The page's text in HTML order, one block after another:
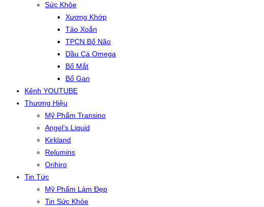
Sức Khỏe
Xương Khớp
Tảo Xoắn
TPCN Bổ Não
Dầu Cá Omega
Bổ Mắt
Bổ Gan
Kênh YOUTUBE
Thương Hiệu
Mỹ Phẩm Transino
Angel’s Liquid
Kirkland
Relumins
Orihiro
Tin Tức
Mỹ Phẩm Làm Đẹp
Tin Sức Khỏe